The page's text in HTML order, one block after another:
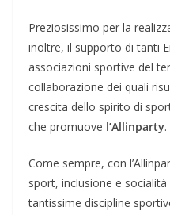
Preziosissimo per la
inoltre, il supporto di tanti
associazioni sportive del
collaborazione dei quali
crescita dello spirito di
che promuove l’Allinparty.
Come sempre, con
sport, inclusione e
tantissime discipline